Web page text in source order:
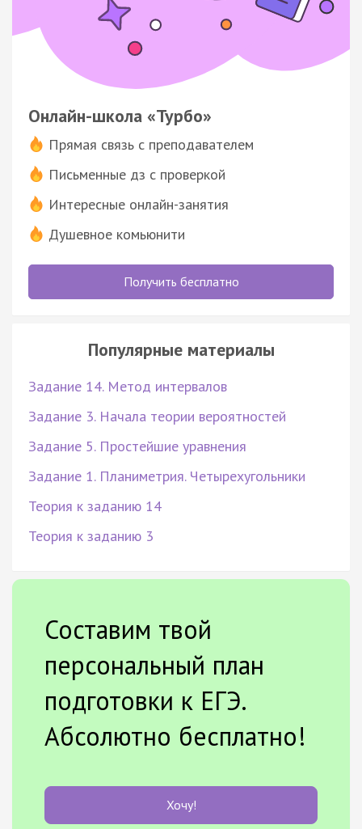
Онлайн-школа «Турбо»
Прямая связь с преподавателем
Письменные дз с проверкой
Интересные онлайн-занятия
Душевное комьюнити
Получить бесплатно
Популярные материалы
Задание 14. Метод интервалов
Задание 3. Начала теории вероятностей
Задание 5. Простейшие уравнения
Задание 1. Планиметрия. Четырехугольники
Теория к заданию 14
Теория к заданию 3
Составим твой
персональный план
подготовки к ЕГЭ.
Абсолютно бесплатно!
Хочу!